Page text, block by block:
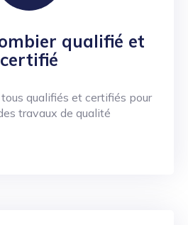
qualifié et
certifié
qualifiés et certifiés pour
travaux de qualité